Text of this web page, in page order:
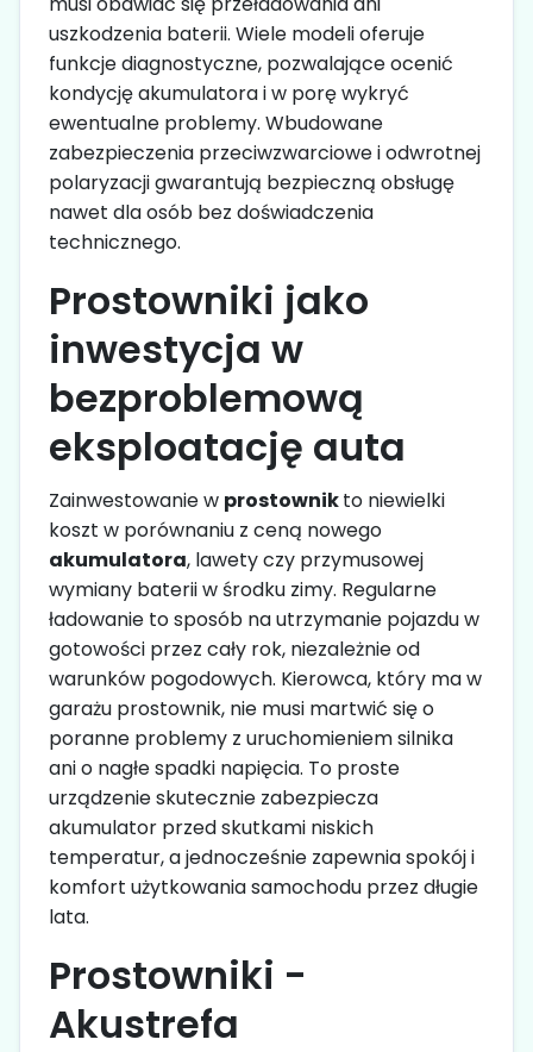
uszkodzenia baterii. Wiele modeli oferuje
funkcje diagnostyczne, pozwalające ocenić
kondycję akumulatora i w porę wykryć
ewentualne problemy. Wbudowane
zabezpieczenia przeciwzwarciowe i odwrotnej
polaryzacji gwarantują bezpieczną obsługę
nawet dla osób bez doświadczenia
technicznego.
Prostowniki jako
inwestycja w
bezproblemową
eksploatację auta
Zainwestowanie w prostownikto niewielki
koszt w porównaniu z ceną nowego
akumulatora, lawety czy przymusowej
wymiany baterii w środku zimy. Regularne
ładowanie to sposób na utrzymanie pojazdu w
gotowości przez cały rok, niezależnie od
warunków pogodowych. Kierowca, który ma w
garażu prostownik, nie musi martwić się o
poranne problemy z uruchomieniem silnika
ani o nagłe spadki napięcia. To proste
urządzenie skutecznie zabezpiecza
akumulator przed skutkami niskich
temperatur, a jednocześnie zapewnia spokój i
komfort użytkowania samochodu przez długie
lata.
Prostowniki -
Akustrefa